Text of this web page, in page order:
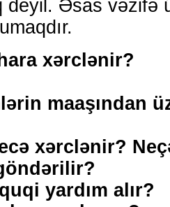
deyil. Əsas vəzifə
xərclənir?
maaşından
xərclənir?
yardım alır?